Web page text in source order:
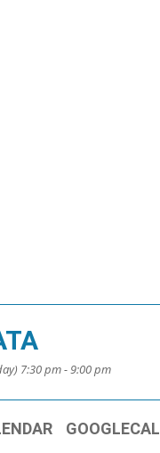
7:30 pm - 9:00 pm
GOOGLECAL